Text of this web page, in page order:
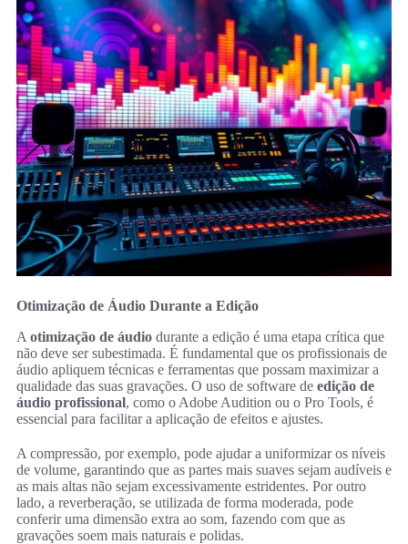
Otimização de Áudio Durante a Edição
A otimização de áudio durante a edição é uma etapa crítica que
não deve ser subestimada. É fundamental que os profissionais de
áudio apliquem técnicas e ferramentas que possam maximizar a
qualidade das suas gravações. O uso de software de edição de
áudio profissional, como o Adobe Audition ou o Pro Tools, é
essencial para facilitar a aplicação de efeitos e ajustes.
A compressão, por exemplo, pode ajudar a uniformizar os níveis
de volume, garantindo que as partes mais suaves sejam audíveis e
as mais altas não sejam excessivamente estridentes. Por outro
lado, a reverberação, se utilizada de forma moderada, pode
conferir uma dimensão extra ao som, fazendo com que as
gravações soem mais naturais e polidas.